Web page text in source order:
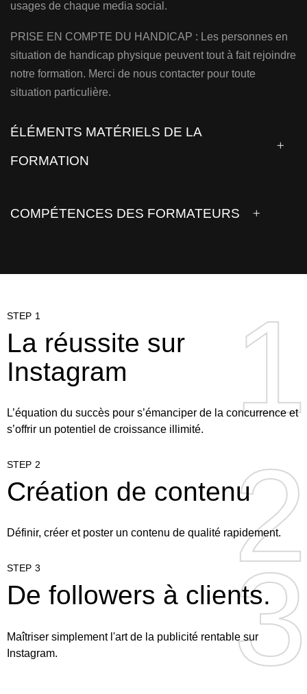
usages de chaque media social.
PRISE EN COMPTE DU HANDICAP : Les personnes en
situation de handicap physique peuvent tout à fait rejoindre
notre formation. Merci de nous contacter pour toute
situation particulière.
ÉLÉMENTS MATÉRIELS DE LA
FORMATION
COMPÉTENCES DES FORMATEURS
1
1
STEP 1
La réussite sur
Instagram
L’équation du succès pour s’émanciper de la concurrence et
s’offrir un potentiel de croissance illimité.
2
2
STEP 2
Création de contenu
Définir, créer et poster un contenu de qualité rapidement.
3
3
STEP 3
De followers à clients.
Maîtriser simplement l'art de la publicité rentable sur
Instagram.